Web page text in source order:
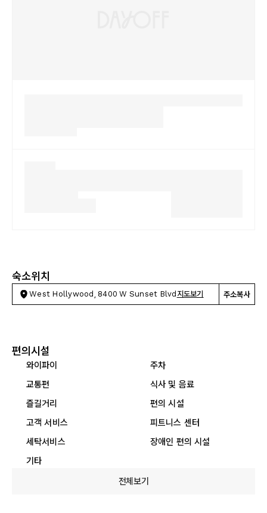
숙소위치
West Hollywood, 8400 W Sunset Blvd 지도보기 주소복사
편의시설
와이파이
주차
교통편
식사 및 음료
즐길거리
편의 시설
고객 서비스
피트니스 센터
세탁서비스
장애인 편의 시설
기타
전체보기